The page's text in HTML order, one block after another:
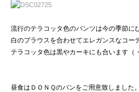
流行のテラコッタ色のパンツは今の季節に
白のブラウスを合わせてエレガンスなコー
テラコッタ色は黒やカーキにも合います（
昼食はＤＯＮＱのパンをご用意致しました。